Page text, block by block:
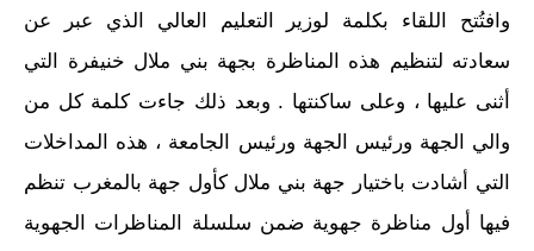
وافتُتح اللقاء بكلمة لوزير التعليم العالي الذي عبر عن
سعادته لتنظيم هذه المناظرة بجهة بني ملال خنيفرة التي
أثنى عليها ، وعلى ساكنتها . وبعد ذلك جاءت كلمة كل من
والي الجهة ورئيس الجهة ورئيس الجامعة ، هذه المداخلات
التي أشادت باختيار جهة بني ملال كأول جهة بالمغرب تنظم
فيها أول مناظرة جهوية ضمن سلسلة المناظرات الجهوية